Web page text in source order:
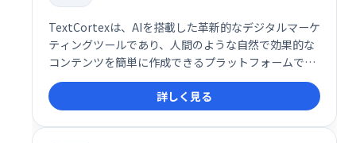
TextCortexは、AIを搭載した革新的なデジタルマーケ
ティングツールであり、人間のような自然で効果的な
コンテンツを簡単に作成できるプラットフォームで
す。この多機能ツールは、企業やマーケターが効率的
に高品質なコンテンツを作成・管理できるように設計
されており、書き換えや要約、トーン調整など、コン
テンツ制作に必要な機能を一元化しています。
詳しく見る